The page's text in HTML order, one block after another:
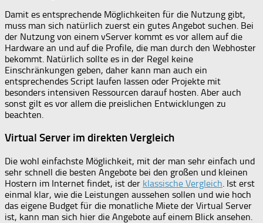
Damit es entsprechende Möglichkeiten für die Nutzung gibt,
muss man sich natürlich zuerst ein gutes Angebot suchen. Bei
der Nutzung von einem vServer kommt es vor allem auf die
Hardware an und auf die Profile, die man durch den Webhoster
bekommt. Natürlich sollte es in der Regel keine
Einschränkungen geben, daher kann man auch ein
entsprechendes Script laufen lassen oder Projekte mit
besonders intensiven Ressourcen darauf hosten. Aber auch
sonst gilt es vor allem die preislichen Entwicklungen zu
beachten.
Virtual Server im direkten Vergleich
Die wohl einfachste Möglichkeit, mit der man sehr einfach und
sehr schnell die besten Angebote bei den großen und kleinen
Hostern im Internet findet, ist der klassische Vergleich. Ist erst
einmal klar, wie die Leistungen aussehen sollen und wie hoch
das eigene Budget für die monatliche Miete der Virtual Server
ist, kann man sich hier die Angebote auf einem Blick ansehen.